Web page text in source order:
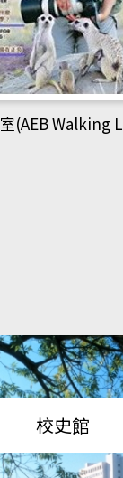
網管人(kono平台)
校史館